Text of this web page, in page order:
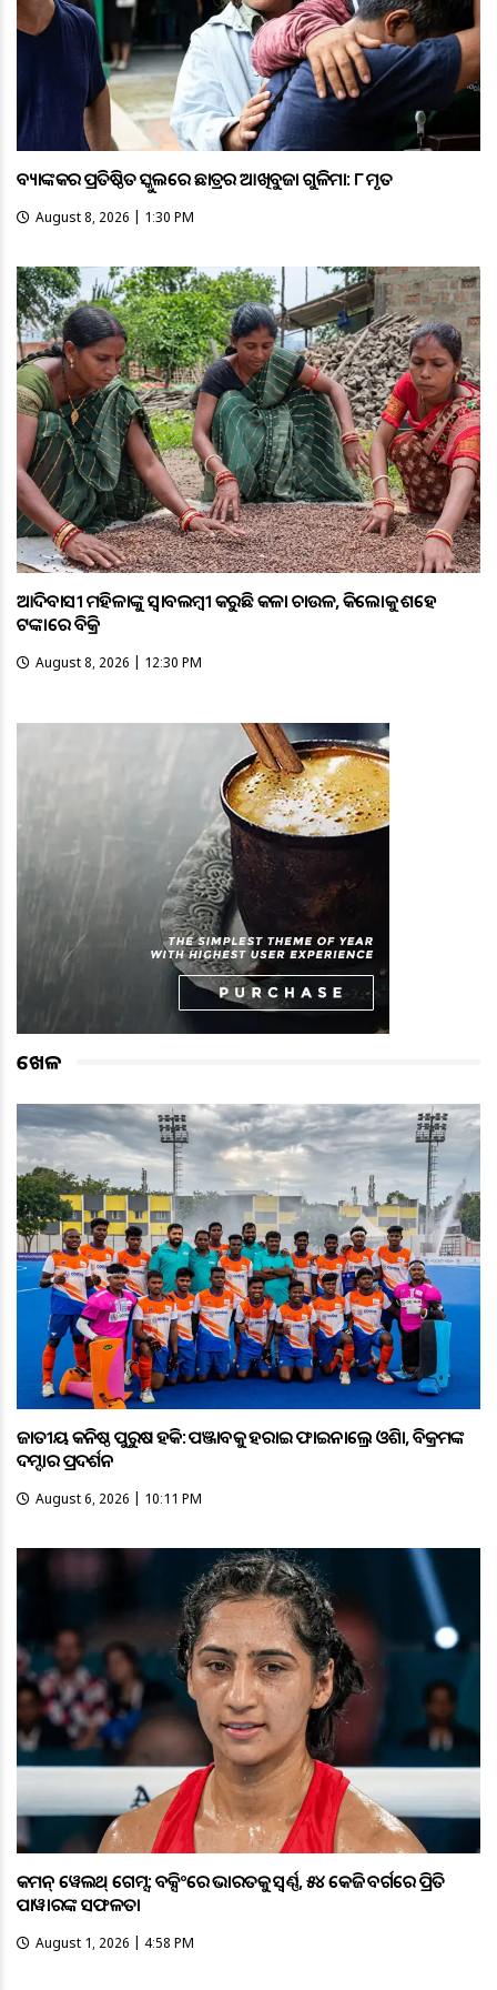
ବ୍ୟାଙ୍କକର ପ୍ରତିଷ୍ଠିତ ସ୍କୁଲରେ ଛାତ୍ରର ଆଖିବୁଜା ଗୁଳିମାଡ଼: ୮ ମୃତ
August 8, 2026 | 1:30 PM
ଆଦିବାସୀ ମହିଳାଙ୍କୁ ସ୍ଵାବଲମ୍ଵୀ କରୁଛି କଳା ଚାଉଳ, କିଲୋକୁ ଶହେ
ଟଙ୍କାରେ ବିକ୍ରି
August 8, 2026 | 12:30 PM
ଖେଳ
ଜାତୀୟ କନିଷ୍ଠ ପୁରୁଷ ହକି: ପଞ୍ଜାବକୁ ହରାଇ ଫାଇନାଲ୍ରେ ଓଡ଼ିଶା, ବିକ୍ରମଙ୍କ
ଦମ୍ଦାର ପ୍ରଦର୍ଶନ
August 6, 2026 | 10:11 PM
କମନ୍ ୱେଲଥ୍ ଗେମ୍ସ: ବକ୍ସିଂରେ ଭାରତକୁ ସ୍ବର୍ଣ୍ଣ, ୫୪ କେଜି ବର୍ଗରେ ପ୍ରିତି
ପାୱାରଙ୍କ ସଫଳତା
August 1, 2026 | 4:58 PM